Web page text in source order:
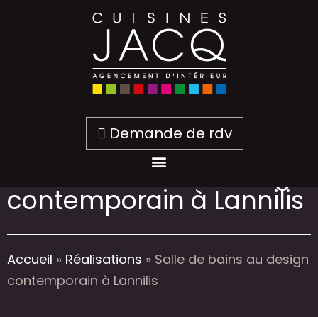
Demande de rdv
Salle de bains au design
contemporain à Lannilis
Accueil » Réalisations » Salle de bains au design
contemporain à Lannilis